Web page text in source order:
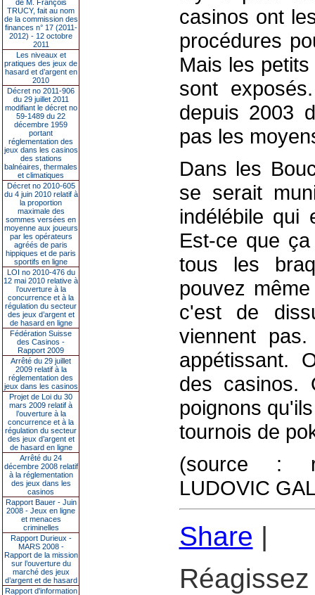
de M. François
TRUCY, fait au nom
de la commission des
finances n° 17 (2011-
2012) - 12 octobre
2011
Les niveaux et
pratiques des jeux de
hasard et d’argent en
2010
Décret no 2011-906
du 29 juillet 2011
modifiant le décret no
59-1489 du 22
décembre 1959
portant
réglementation des
jeux dans les casinos
des stations
balnéaires, thermales
et climatiques
Décret no 2010-605
du 4 juin 2010 relatif à
la proportion
maximale des
sommes versées en
moyenne aux joueurs
par les opérateurs
agréés de paris
hippiques et de paris
sportifs en ligne
LOI no 2010-476 du
12 mai 2010 relative à
l’ouverture à la
concurrence et à la
régulation du secteur
des jeux d’argent et
de hasard en ligne
Fédération Suisse
des Casinos -
Rapport 2009
Arrêté du 29 juillet
2009 relatif à la
réglementation des
jeux dans les casinos
Projet de Loi du 30
mars 2009 relatif à
l’ouverture à la
concurrence et à la
régulation du secteur
des jeux d’argent et
de hasard en ligne
Arrêté du 24
décembre 2008 relatif
à la réglementation
des jeux dans les
casinos
Rapport Bauer - Juin
2008 - Jeux en ligne
et menaces
criminelles
Rapport Durieux -
MARS 2008 -
Rapport de la mission
sur l’ouverture du
marché des jeux
d’argent et de hasard
Rapport d'information
casinos ont
procédures
Mais les
sont
depuis 2003
pas les
Dans les
se serait
indélébile qui
Est-ce que
tous les
pouvez
c'est de
viennent
appétissant.
des casinos.
poignons
tournois de
(source :
LUDOVIC
Share |